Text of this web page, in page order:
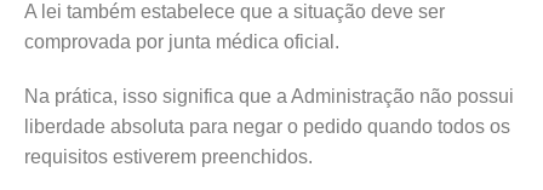
A lei também estabelece que a situação deve ser
comprovada por junta médica oficial.
Na prática, isso significa que a Administração não possui
liberdade absoluta para negar o pedido quando todos os
requisitos estiverem preenchidos.